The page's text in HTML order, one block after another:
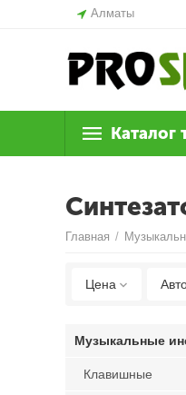
Алматы
Каталог
Главная /
Цена
Музыкальные
Клавишные